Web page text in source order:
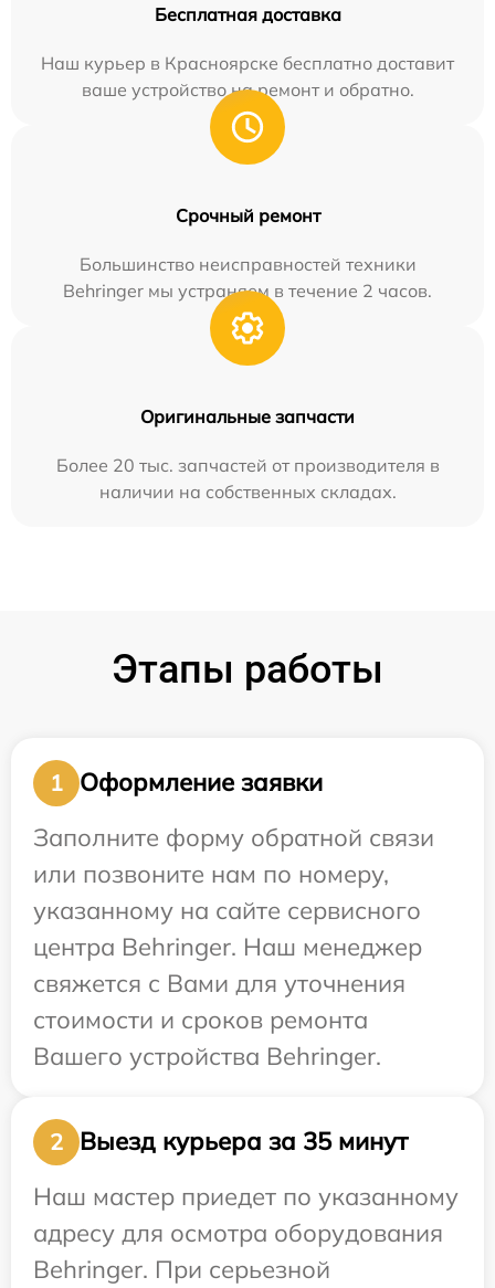
Бесплатная доставка
Наш курьер в Красноярске бесплатно доставит
ваше устройство на ремонт и обратно.
Срочный ремонт
Большинство неисправностей техники
Behringer мы устраняем в течение 2 часов.
Оригинальные запчасти
Более 20 тыс. запчастей от производителя в
наличии на собственных складах.
Этапы работы
1
Оформление заявки
Заполните форму обратной связи
или позвоните нам по номеру,
указанному на сайте сервисного
центра Behringer. Наш менеджер
свяжется с Вами для уточнения
стоимости и сроков ремонта
Вашего устройства Behringer.
2
Выезд курьера за 35 минут
Наш мастер приедет по указанному
адресу для осмотра оборудования
Behringer. При серьезной